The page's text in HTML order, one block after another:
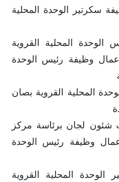
سكرتير الوحدة المحلية
المحلية القروية
وظيفة رئيس الوحدة
المحلية القروية بصان
شئون لجان برئاسة مركز
وظيفة رئيس الوحدة
المحلية القروية